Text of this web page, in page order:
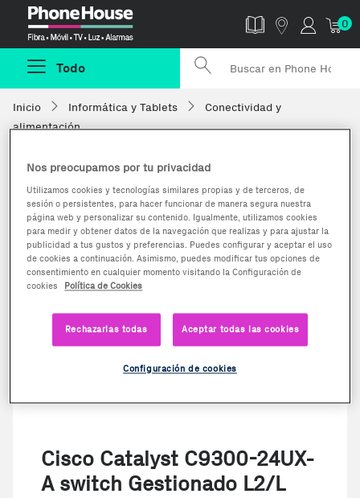
0
Todo
Inicio Informática y Tablets
Conectividad y
alimentación
Cisco Catalyst C9300-24UX-
A switch Gestionado L2/L
Nos preocupamos por tu privacidad
Utilizamos cookies y tecnologías similares propias y de terceros, de
sesión o persistentes, para hacer funcionar de manera segura nuestra
página web y personalizar su contenido. Igualmente, utilizamos cookies
para medir y obtener datos de la navegación que realizas y para ajustar la
publicidad a tus gustos y preferencias. Puedes configurar y aceptar el uso
de cookies a continuación. Asimismo, puedes modificar tus opciones de
consentimiento en cualquier momento visitando la Configuración de
cookies
Política de Cookies
Rechazarlas todas Aceptar todas las cookies
Configuración de cookies